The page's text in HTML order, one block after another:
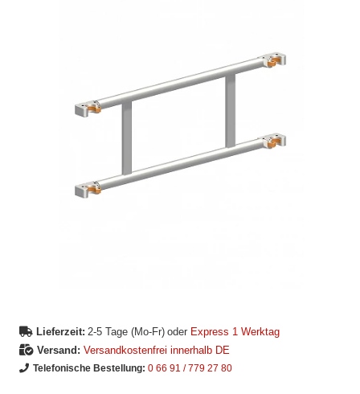
Lieferzeit: 2-5 Tage (Mo-Fr) oder Express 1 Werktag
Versand: Versandkostenfrei innerhalb DE
Telefonische Bestellung: 0 66 91 / 779 27 80